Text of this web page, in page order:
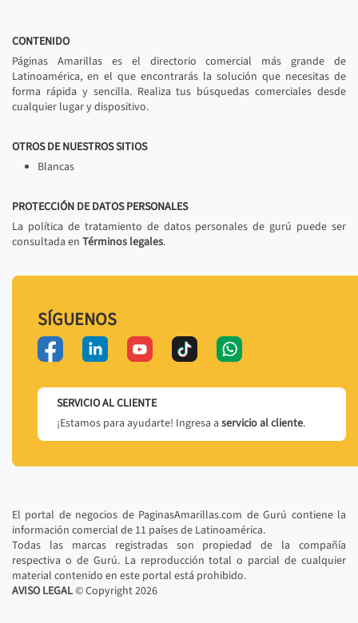
CONTENIDO
Páginas Amarillas es el directorio comercial más grande de
Latinoamérica, en el que encontrarás la solución que necesitas de
forma rápida y sencilla. Realiza tus búsquedas comerciales desde
cualquier lugar y dispositivo.
OTROS DE NUESTROS SITIOS
Blancas
PROTECCIÓN DE DATOS PERSONALES
La política de tratamiento de datos personales de gurú puede ser
consultada en Términos legales.
SÍGUENOS
SERVICIO AL CLIENTE
¡Estamos para ayudarte! Ingresa a servicio al cliente.
El portal de negocios de PaginasAmarillas.com de Gurú contiene la
información comercial de 11 países de Latinoamérica.
Todas las marcas registradas son propiedad de la compañía
respectiva o de Gurú. La reproducción total o parcial de cualquier
material contenido en este portal está prohibido.
AVISO LEGAL© Copyright2026